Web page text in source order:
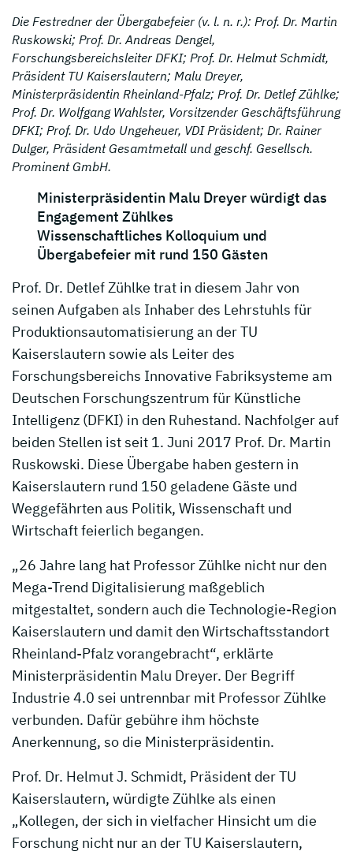
Die Festredner der Übergabefeier (v. l. n. r.): Prof. Dr. Martin
Ruskowski; Prof. Dr. Andreas Dengel,
Forschungsbereichsleiter DFKI; Prof. Dr. Helmut Schmidt,
Präsident TU Kaiserslautern; Malu Dreyer,
Ministerpräsidentin Rheinland-Pfalz; Prof. Dr. Detlef Zühlke;
Prof. Dr. Wolfgang Wahlster, Vorsitzender Geschäftsführung
DFKI; Prof. Dr. Udo Ungeheuer, VDI Präsident; Dr. Rainer
Dulger, Präsident Gesamtmetall und geschf. Gesellsch.
Prominent GmbH.
Ministerpräsidentin Malu Dreyer würdigt das
Engagement Zühlkes
Wissenschaftliches Kolloquium und
Übergabefeier mit rund 150 Gästen
Prof. Dr. Detlef Zühlke trat in diesem Jahr von
seinen Aufgaben als Inhaber des Lehrstuhls für
Produktionsautomatisierung an der TU
Kaiserslautern sowie als Leiter des
Forschungsbereichs Innovative Fabriksysteme am
Deutschen Forschungszentrum für Künstliche
Intelligenz (DFKI) in den Ruhestand. Nachfolger auf
beiden Stellen ist seit 1. Juni 2017 Prof. Dr. Martin
Ruskowski. Diese Übergabe haben gestern in
Kaiserslautern rund 150 geladene Gäste und
Weggefährten aus Politik, Wissenschaft und
Wirtschaft feierlich begangen.
„26 Jahre lang hat Professor Zühlke nicht nur den
Mega-Trend Digitalisierung maßgeblich
mitgestaltet, sondern auch die Technologie-Region
Kaiserslautern und damit den Wirtschaftsstandort
Rheinland-Pfalz vorangebracht“, erklärte
Ministerpräsidentin Malu Dreyer. Der Begriff
Industrie 4.0 sei untrennbar mit Professor Zühlke
verbunden. Dafür gebühre ihm höchste
Anerkennung, so die Ministerpräsidentin.
Prof. Dr. Helmut J. Schmidt, Präsident der TU
Kaiserslautern, würdigte Zühlke als einen
„Kollegen, der sich in vielfacher Hinsicht um die
Forschung nicht nur an der TU Kaiserslautern,